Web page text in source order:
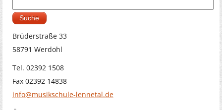
Suchformular
Brüderstraße 33
58791 Werdohl
Tel. 02392 1508
Fax 02392 14838
info@musikschule-lennetal.de